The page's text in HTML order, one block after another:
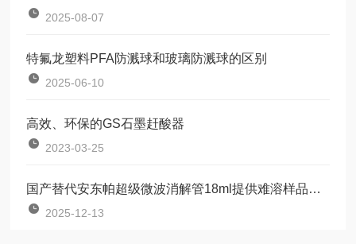
2025-08-07
特氟龙塑料PFA防溅球和玻璃防溅球的区别
2025-06-10
高效、环保的GS石墨赶酸器
2023-03-25
国产替代安东帕超级微波消解管18ml提供难溶样品解决方案
2025-12-13